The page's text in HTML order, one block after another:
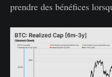
prendre des bénéfices